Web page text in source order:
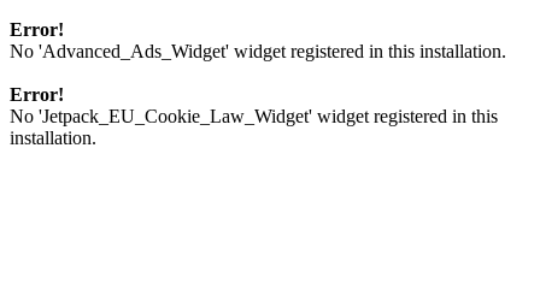
Error!
No 'Advanced_Ads_Widget' widget registered in this installation.
Error!
No 'Jetpack_EU_Cookie_Law_Widget' widget registered in this
installation.